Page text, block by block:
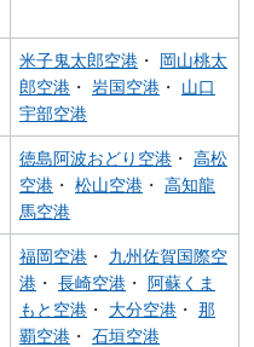
米子鬼太郎空港 ・ 岡山桃太
郎空港 ・ 岩国空港 ・ 山口
宇部空港
徳島阿波おどり空港 ・ 高松
空港 ・ 松山空港 ・ 高知龍
馬空港
福岡空港 ・ 九州佐賀国際空
港 ・ 長崎空港 ・
阿蘇くま
もと空港 ・ 大分空港 ・ 那
覇空港 ・ 石垣空港